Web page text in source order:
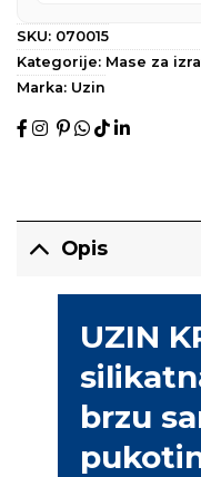
SKU: 070015
Kategorije: Mase za
Marka: Uzin
Opis
UZIN
brzu